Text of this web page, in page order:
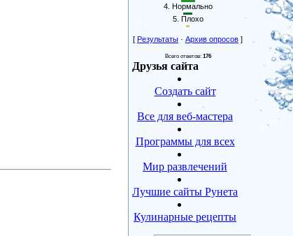
4. Нормально
5. Плохо
[ Результаты · Архив опросов ]
Всего ответов: 176
Друзья сайта
Создать сайт
Все для веб-мастера
Программы для всех
Мир развлечений
Лучшие сайты Рунета
Кулинарные рецепты